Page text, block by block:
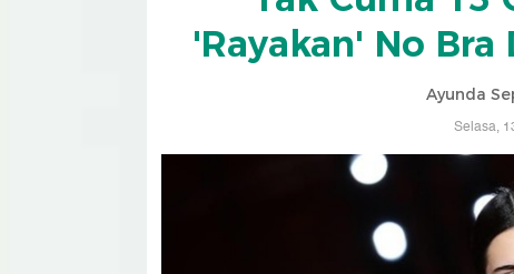
'Rayakan' No Bra
Ayunda
Selasa,